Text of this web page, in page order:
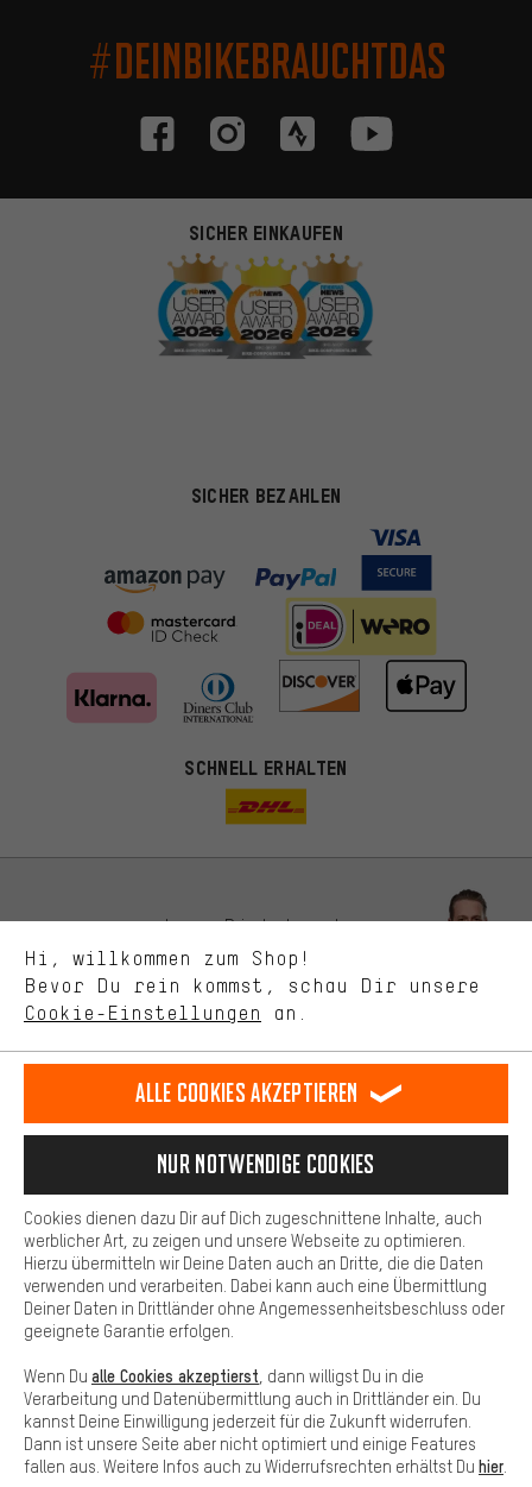
#DEINBIKEBRAUCHTDAS
SICHER EINKAUFEN
SICHER BEZAHLEN
SCHNELL ERHALTEN
Lass Dich beraten
Terminbuchung
Kontaktformular
Unsere Datenschutzerklärung
Sprache"
Deutsch
DE english
EN español
ES français
FR
VERTRAG WIDERRUFEN Aachener Community Affiliateprogramm
Impressum Datenschutz Allgemeine Geschäftsbedingungen
Cookie-Einstellungen Kontrast ändern
Alle Preise verstehen sich in Euro und exkl. MwSt zuzüglich
Versandkosten für Lieferung nachUSA.
Hi, willkommen zum Shop!
Bevor Du rein kommst, schau Dir unsere
Cookie-Einstellungen an.
Du bekommst, statt zufälliger Werbung, genauer passende
Angebote von uns. Diese Cookies helfen uns, Deine Interessen
besser zu erkennen und Dir relevante Produkte und Tipps zu
Uns interessiert, was Du in unserem Shop suchst und brauchst.
selbst Einfluss auf die Verbesserung unserer Webseite und
unseres Shop-Angebots.
Dein Shopping-Erlebnis wird komfortabler. Mit Komfort-Cookies
stellen wir Verknüpfungen zu Social Media Plattformen her. So
können wir dir weitere nützliche Inhalte und Informationen zur
Verfügung stellen. Zudem hast du die Möglichkeit zusätzliche
Services zu nutzen, die es dir erleichtern die richtigen Produkte zu
finden. Beispielsweise bieten wir eine Chat-Funktion an, damit
Fragen schnell und unkompliziert beantwortet werden können.
Basis
Basis-Cookies gewährleisten, dass Du unsere Webseite
grundsätzlich nutzen kannst.
Alle Cookies akzeptieren
Nur Notwendige Cookies
Cookies dienen dazu Dir auf Dich zugeschnittene Inhalte, auch
werblicher Art, zu zeigen und unsere Webseite zu optimieren.
Hierzu übermitteln wir Deine Daten auch an Dritte, die die Daten
verwenden und verarbeiten. Dabei kann auch eine Übermittlung
Deiner Daten in Drittländer ohne Angemessenheitsbeschluss oder
geeignete Garantie erfolgen.
Wenn Du alle Cookies akzeptierst , dann willigst Du in die
Verarbeitung und Datenübermittlung auch in Drittländer ein. Du
kannst Deine Einwilligung jederzeit für die Zukunft widerrufen.
Dann ist unsere Seite aber nicht optimiert und einige Features
fallen aus. Weitere Infos auch zu Widerrufsrechten erhältst Du hier